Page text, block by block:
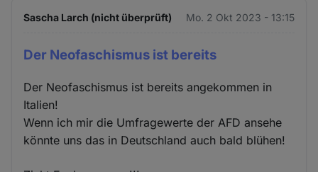
Sascha Larch (nicht überprüft) Mo. 2 Okt 2023 - 13:15
Der Neofaschismus ist bereits
Der Neofaschismus ist bereits angekommen in
Italien!
Wenn ich mir die Umfragewerte der AFD ansehe
könnte uns das in Deutschland auch bald blühen!